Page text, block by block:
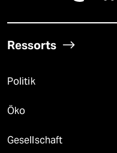
Ressorts
Politik
Öko
Gesellschaft